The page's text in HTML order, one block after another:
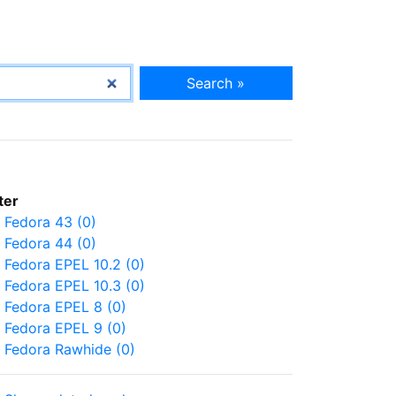
Search »
Fedora 43 (0)
Fedora 44 (0)
Fedora EPEL 10.2 (0)
Fedora EPEL 10.3 (0)
Fedora EPEL 8 (0)
Fedora EPEL 9 (0)
Fedora Rawhide (0)